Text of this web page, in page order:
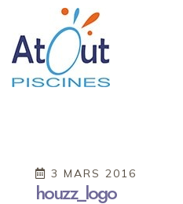
3 MARS 2016
houzz_logo